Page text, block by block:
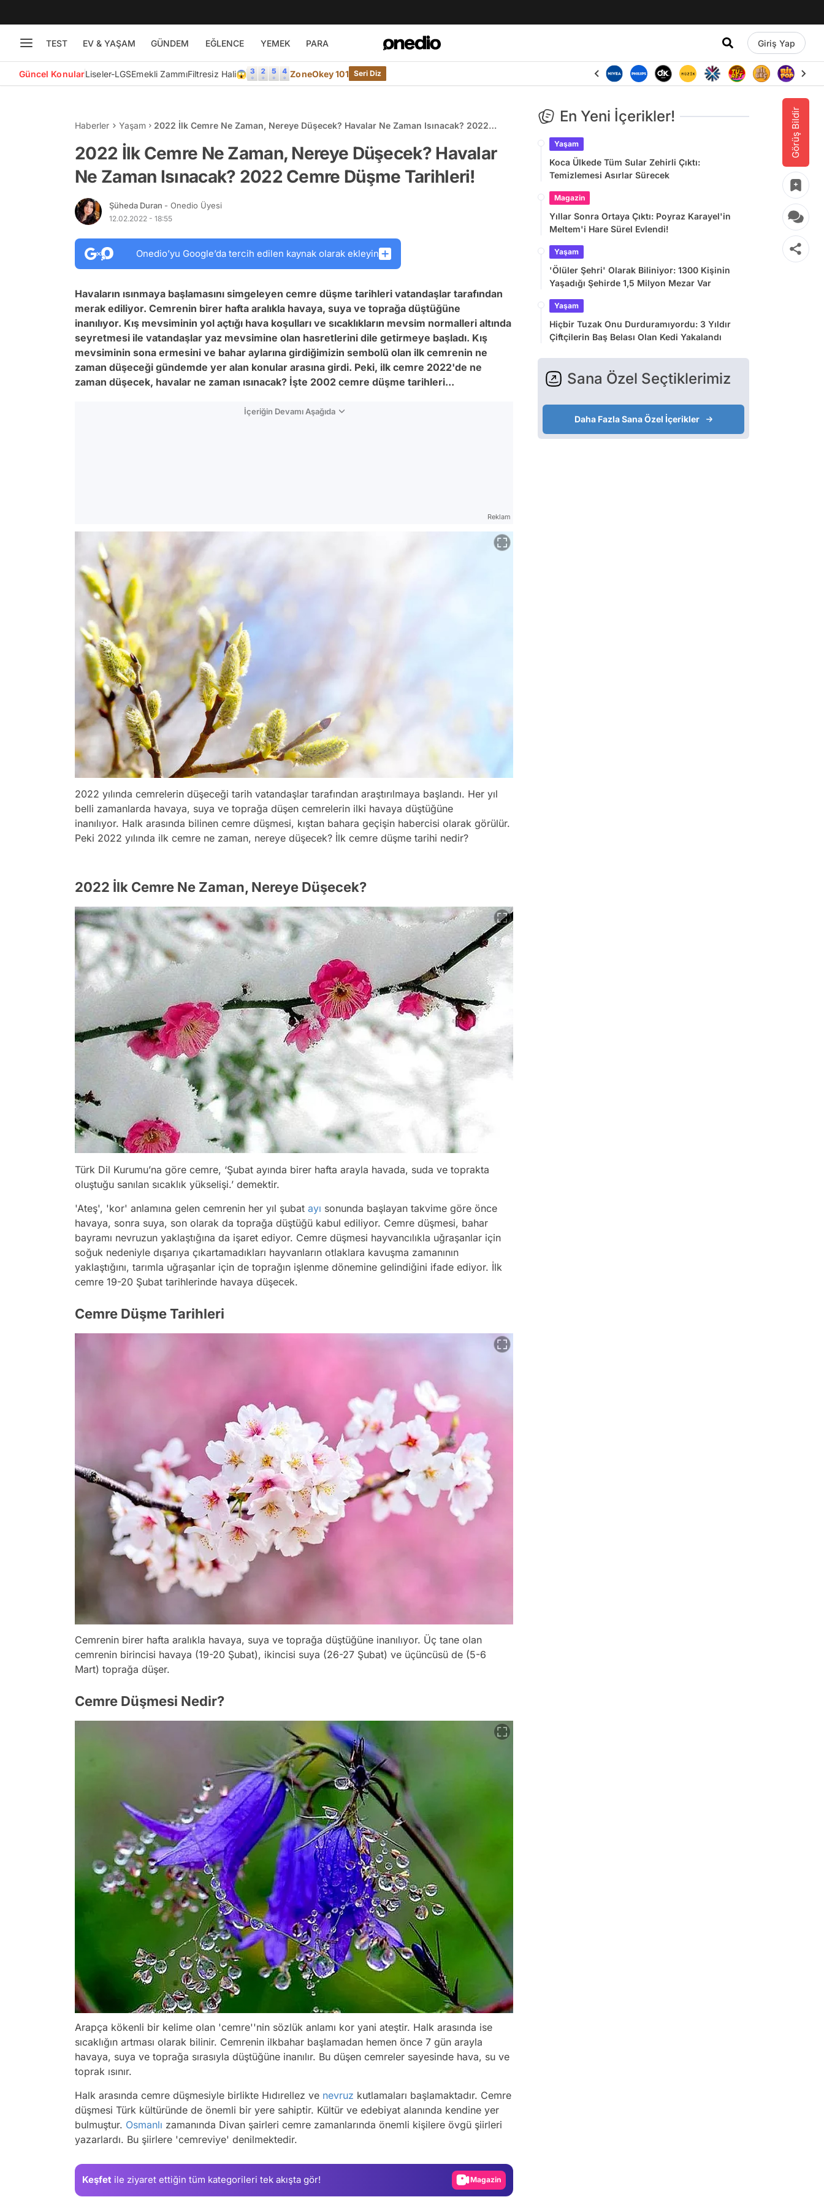
TEST EV & YAŞAM GÜNDEM EĞLENCE YEMEK PARA Giriş Yap
Güncel KonularLiseler-LGSEmekli ZammıFiltresiz Hali😱 ZoneOkey 101 Seri Diz
Görüş Bildir
Haberler Yaşam
2022 İlk Cemre Ne Zaman, Nereye Düşecek? Havalar Ne Zaman Isınacak? 2022
2022 İlk Cemre Ne Zaman, Nereye Düşecek? Havalar
Ne Zaman Isınacak? 2022 Cemre Düşme Tarihleri!
Şüheda Duran - Onedio Üyesi
12.02.2022 - 18:55
Onedio’yu Google’da tercih edilen kaynak olarak ekleyin
Havaların ısınmaya başlamasını simgeleyen cemre düşme tarihleri vatandaşlar tarafından
merak ediliyor. Cemrenin birer hafta aralıkla havaya, suya ve toprağa düştüğüne
inanılıyor. Kış mevsiminin yol açtığı hava koşulları ve sıcaklıkların mevsim normalleri altında
seyretmesi ile vatandaşlar yaz mevsimine olan hasretlerini dile getirmeye başladı. Kış
mevsiminin sona ermesini ve bahar aylarına girdiğimizin sembolü olan ilk cemrenin ne
zaman düşeceği gündemde yer alan konular arasına girdi. Peki, ilk cemre 2022'de ne
zaman düşecek, havalar ne zaman ısınacak? İşte 2002 cemre düşme tarihleri...
İçeriğin Devamı Aşağıda
Reklam
2022 yılında cemrelerin düşeceği tarih vatandaşlar tarafından araştırılmaya başlandı. Her yıl
belli zamanlarda havaya, suya ve toprağa düşen cemrelerin ilki havaya düştüğüne
inanılıyor. Halk arasında bilinen cemre düşmesi, kıştan bahara geçişin habercisi olarak görülür.
Peki 2022 yılında ilk cemre ne zaman, nereye düşecek? İlk cemre düşme tarihi nedir?
2022 İlk Cemre Ne Zaman, Nereye Düşecek?
Türk Dil Kurumu’na göre cemre, ‘Şubat ayında birer hafta arayla havada, suda ve toprakta
oluştuğu sanılan sıcaklık yükselişi.’ demektir.
'Ateş', 'kor' anlamına gelen cemrenin her yıl şubat ayı sonunda başlayan takvime göre önce
havaya, sonra suya, son olarak da toprağa düştüğü kabul ediliyor. Cemre düşmesi, bahar
bayramı nevruzun yaklaştığına da işaret ediyor. Cemre düşmesi hayvancılıkla uğraşanlar için
soğuk nedeniyle dışarıya çıkartamadıkları hayvanların otlaklara kavuşma zamanının
yaklaştığını, tarımla uğraşanlar için de toprağın işlenme dönemine gelindiğini ifade ediyor. İlk
cemre 19-20 Şubat tarihlerinde havaya düşecek.
Cemre Düşme Tarihleri
Cemrenin birer hafta aralıkla havaya, suya ve toprağa düştüğüne inanılıyor. Üç tane olan
cemrenin birincisi havaya (19-20 Şubat), ikincisi suya (26-27 Şubat) ve üçüncüsü de (5-6
Mart) toprağa düşer.
Cemre Düşmesi Nedir?
Arapça kökenli bir kelime olan 'cemre''nin sözlük anlamı kor yani ateştir. Halk arasında ise
sıcaklığın artması olarak bilinir. Cemrenin ilkbahar başlamadan hemen önce 7 gün arayla
havaya, suya ve toprağa sırasıyla düştüğüne inanılır. Bu düşen cemreler sayesinde hava, su ve
toprak ısınır.
Halk arasında cemre düşmesiyle birlikte Hıdırellez ve nevruz kutlamaları başlamaktadır. Cemre
düşmesi Türk kültüründe de önemli bir yere sahiptir. Kültür ve edebiyat alanında kendine yer
bulmuştur. Osmanlı zamanında Divan şairleri cemre zamanlarında önemli kişilere övgü şiirleri
yazarlardı. Bu şiirlere 'cemreviye' denilmektedir.
Keşfet ile ziyaret ettiğin tüm kategorileri tek akışta gör!
Video
Test
Video
En Yeni İçerikler!
Yaşam
Koca Ülkede Tüm Sular Zehirli Çıktı:
Temizlemesi Asırlar Sürecek
Magazin
Yıllar Sonra Ortaya Çıktı: Poyraz Karayel'in
Meltem'i Hare Sürel Evlendi!
Yaşam
'Ölüler Şehri' Olarak Biliniyor: 1300 Kişinin
Yaşadığı Şehirde 1,5 Milyon Mezar Var
Yaşam
Hiçbir Tuzak Onu Durduramıyordu: 3 Yıldır
Çiftçilerin Baş Belası Olan Kedi Yakalandı
Sana Özel Seçtiklerimiz
Daha Fazla Sana Özel İçerikler